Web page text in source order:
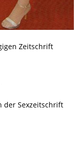
Zeitschrift
der Sexzeitschrift